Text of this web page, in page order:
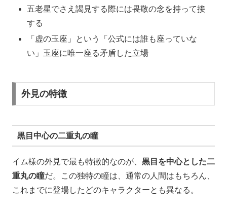
五老星でさえ謁見する際には畏敬の念を持って接
する
「虚の玉座」という「公式には誰も座っていな
い」玉座に唯一座る矛盾した立場
外見の特徴
黒目中心の二重丸の瞳
イム様の外見で最も特徴的なのが、 黒目を中心とした二
重丸の瞳だ。この独特の瞳は、通常の人間はもちろん、
これまでに登場したどのキャラクターとも異なる。